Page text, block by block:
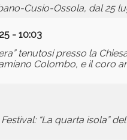
Cusio-Ossola, dal 25
- 10:03
tenutosi presso la
Colombo, e il coro
“La quarta isola”